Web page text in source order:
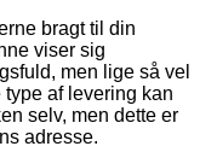
bragt til din
viser sig
men lige så vel
af levering kan
selv, men dette er
adresse.